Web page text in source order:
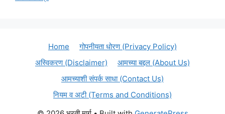
Home
गोपनीयता धोरण (Privacy Policy)
अस्विकरण (Disclaimer)
आमच्या बद्दल (About Us)
आमच्याशी संपर्क साधा (Contact Us)
नियम व अटी (Terms and Conditions)